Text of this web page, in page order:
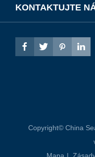
KONTAKTUJTE
   
Copyright© China